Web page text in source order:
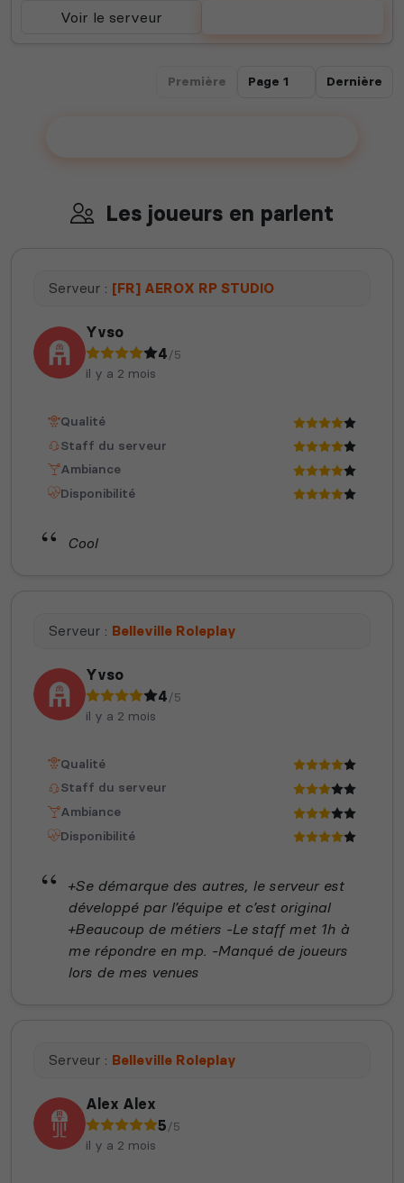
Voir le serveur
Première Dernière
Les joueurs en parlent
Serveur : [FR] AEROX RP STUDIO
Yvso
4/5
il y a 2 mois
Qualité
Staff du serveur
Ambiance
Disponibilité
Cool
Serveur : Belleville Roleplay
Yvso
4/5
il y a 2 mois
Qualité
Staff du serveur
Ambiance
Disponibilité
+Se démarque des autres, le serveur est
développé par l’équipe et c’est original
+Beaucoup de métiers -Le staff met 1h à
me répondre en mp. -Manqué de joueurs
lors de mes venues
Serveur : Belleville Roleplay
Alex Alex
5/5
il y a 2 mois